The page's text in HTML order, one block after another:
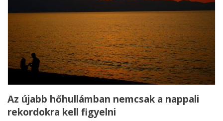
Az újabb hőhullámban nemcsak a nappali
rekordokra kell figyelni